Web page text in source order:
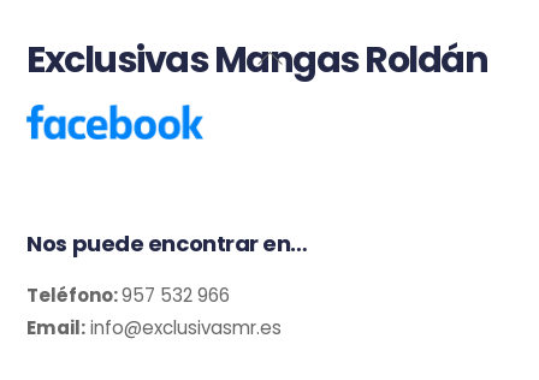
Back
Exclusivas Mangas Roldán
Nos puede encontrar en…
Teléfono:957 532 966
Email:info@exclusivasmr.es